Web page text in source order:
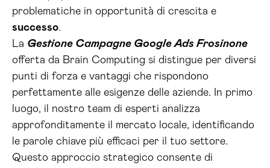
problematiche in opportunità di crescita e
successo.
La Gestione Campagne Google Ads Frosinone
offerta da Brain Computing si distingue per diversi
punti di forza e vantaggi che rispondono
perfettamente alle esigenze delle aziende. In primo
luogo, il nostro team di esperti analizza
approfonditamente il mercato locale, identificando
le parole chiave più efficaci per il tuo settore.
Questo approccio strategico consente di